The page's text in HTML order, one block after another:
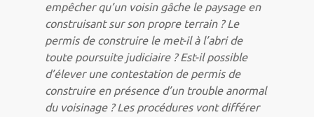
empêcher qu’un voisin gâche le paysage en
construisant sur son propre terrain ? Le
permis de construire le met-il à l’abri de
toute poursuite judiciaire ? Est-il possible
d’élever une contestation de permis de
construire en présence d’un trouble anormal
du voisinage ? Les procédures vont différer